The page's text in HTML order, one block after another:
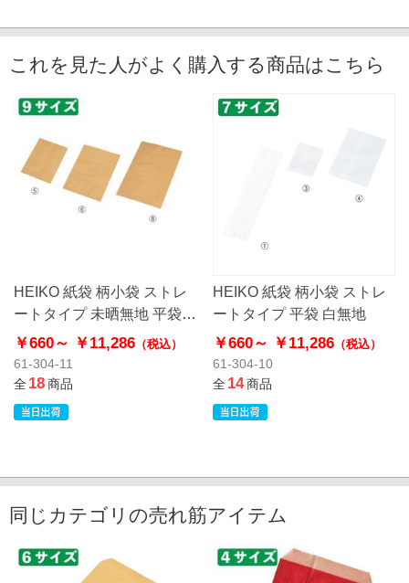
これを見た人がよく購入する商品はこちら
HEIKO 紙袋 柄小袋 ストレ
ートタイプ 未晒無地 平袋
クラフト
￥660～ ￥11,286 （税込）
61-304-11
全18商品
HEIKO 紙袋 柄小袋 ストレ
ートタイプ 平袋 白無地
￥660～ ￥11,286（税込）
61-304-10
全14商品
同じカテゴリの売れ筋アイテム